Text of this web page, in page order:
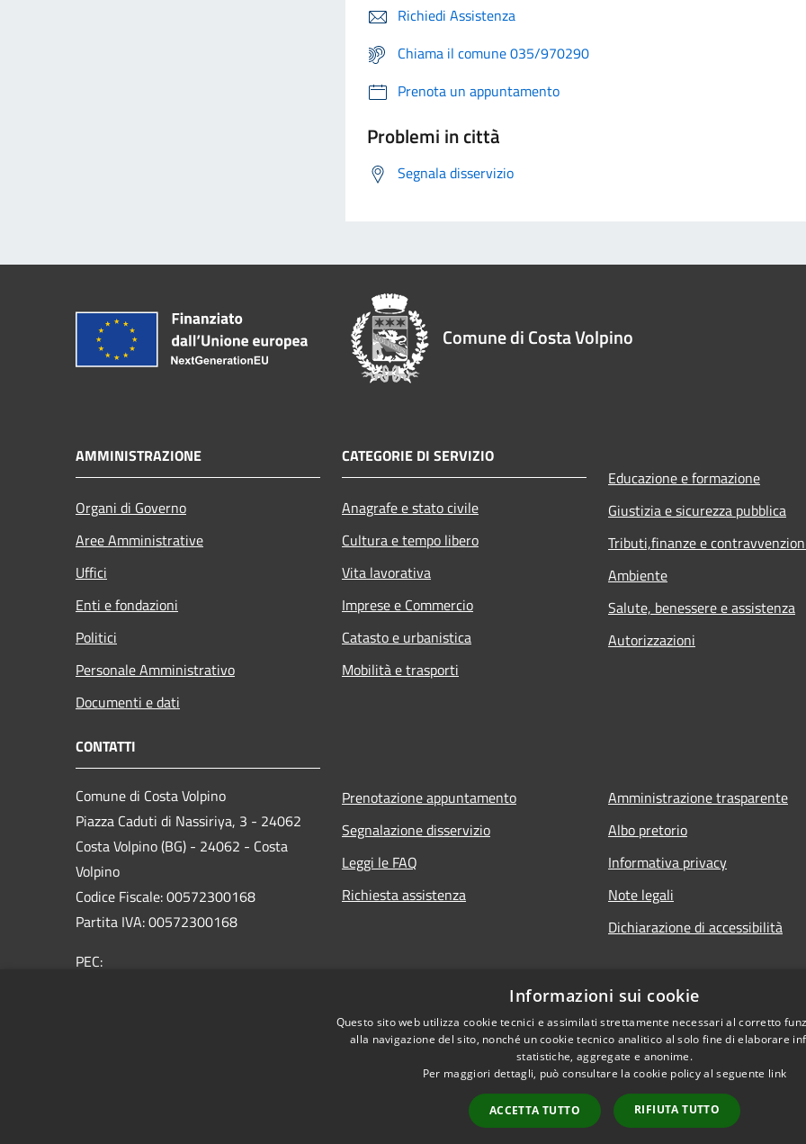
Richiedi Assistenza
Chiama il comune 035/970290
Prenota un appuntamento
Problemi in città
Segnala disservizio
Comune di Costa Volpino
AMMINISTRAZIONE
Organi di Governo
Aree Amministrative
Uffici
Enti e fondazioni
Politici
Personale Amministrativo
Documenti e dati
CATEGORIE DI SERVIZIO
Anagrafe e stato civile
Cultura e tempo libero
Vita lavorativa
Imprese e Commercio
Catasto e urbanistica
Mobilità e trasporti
Educazione e formazione
Giustizia e sicurezza pubblica
Tributi,finanze e
Ambiente
Salute, benessere e assistenza
Autorizzazioni
CONTATTI
Comune di Costa Volpino
Piazza Caduti di Nassiriya, 3 - 24062
Costa Volpino (BG) - 24062 - Costa
Volpino
Codice Fiscale: 00572300168
Partita IVA: 00572300168
PEC:
Prenotazione appuntamento
Segnalazione disservizio
Leggi le FAQ
Richiesta assistenza
Amministrazione trasparente
Albo pretorio
Informativa privacy
Note legali
Dichiarazione di accessibilità
Copyright © 2026 •
Informazioni sui cookie
Questo sito web utilizza cookie tecnici e assimilati strettamente necessari al corretto
alla navigazione del sito, nonché un cookie tecnico analitico al solo fine di elaborare
statistiche, aggregate e anonime.
Per maggiori dettagli, può consultare la cookie policy al seguente link
ACCETTA TUTTO RIFIUTA TUTTO